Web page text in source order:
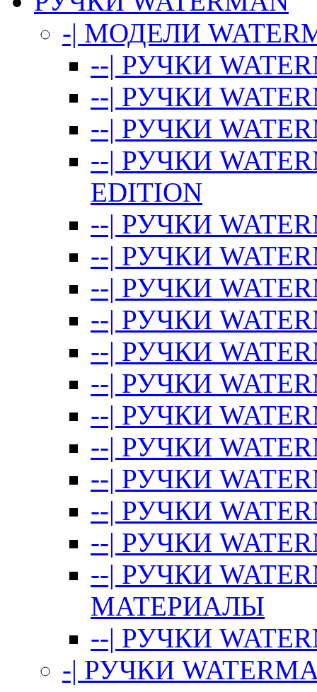
-| МОДЕЛИ
--| РУЧКИ
--| РУЧКИ
--| РУЧКИ
--| РУЧКИ
EDITION
--| РУЧКИ
--| РУЧКИ
--| РУЧКИ
--| РУЧКИ
--| РУЧКИ
--| РУЧКИ
--| РУЧКИ
--| РУЧКИ
--| РУЧКИ
--| РУЧКИ
--| РУЧКИ
--| РУЧКИ
МАТЕРИАЛЫ
--| РУЧКИ
-| РУЧКИ